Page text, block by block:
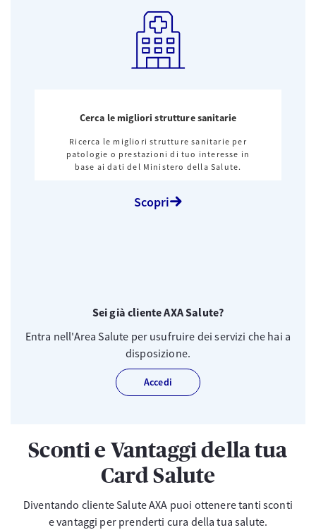
Cerca le migliori strutture sanitarie
Ricerca le migliori strutture sanitarie per
patologie o prestazioni di tuo interesse in
base ai dati del Ministero della Salute.
Scopri
Sei già cliente AXA Salute?
Entra nell'Area Salute per usufruire dei servizi che hai a
disposizione.
Accedi
Sconti e Vantaggi della tua
Card Salute
Diventando cliente Salute AXA puoi ottenere tanti sconti
e vantaggi per prenderti cura della tua salute.